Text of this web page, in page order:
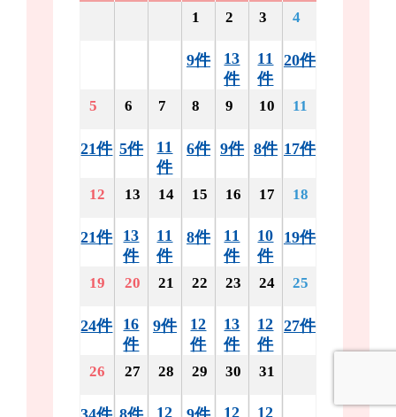
1
9件
2
13
件
3
11
件
4
20件
5
21件
6
5件
7
11
件
8
6件
9
9件
10
8件
11
17件
12
21件
13
13
件
14
11
件
15
8件
16
11
件
17
10
件
18
19件
19
24件
20
16
件
21
9件
22
12
件
23
13
件
24
12
件
25
27件
26 27 28
12
29 30
12
31
12